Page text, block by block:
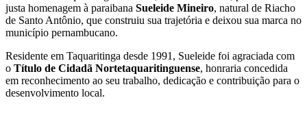
justa homenagem à paraibana Sueleide Mineiro, natural de Riacho
de Santo Antônio, que construiu sua trajetória e deixou sua marca no
município pernambucano.
Residente em Taquaritinga desde 1991, Sueleide foi agraciada com
o Título de Cidadã Nortetaquaritinguense, honraria concedida
em reconhecimento ao seu trabalho, dedicação e contribuição para o
desenvolvimento local.